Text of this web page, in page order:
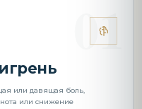
или давящая боль,
или снижение